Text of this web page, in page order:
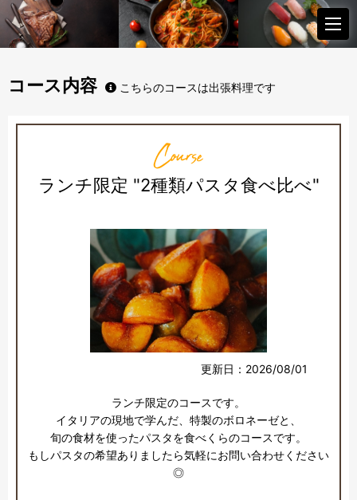
コース内容 こちらのコースは出張料理です
Course
ランチ限定 "2種類パスタ食べ比べ"
更新日：2026/08/01
ランチ限定のコースです。
イタリアの現地で学んだ、特製のボロネーゼと、
旬の食材を使ったパスタを食べくらのコースです。
もしパスタの希望ありましたら気軽にお問い合わせください
◎